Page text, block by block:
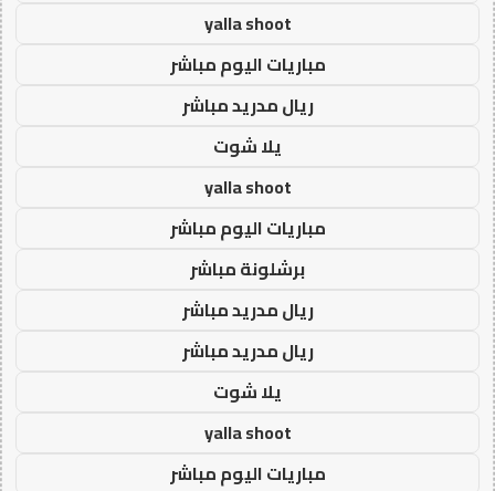
yalla shoot
مباريات اليوم مباشر
ريال مدريد مباشر
يلا شوت
yalla shoot
مباريات اليوم مباشر
برشلونة مباشر
ريال مدريد مباشر
ريال مدريد مباشر
يلا شوت
yalla shoot
مباريات اليوم مباشر